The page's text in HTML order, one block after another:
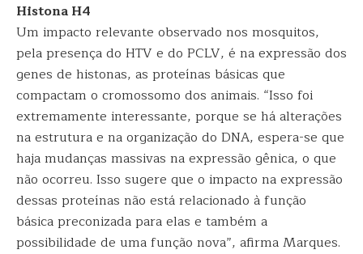
Histona H4
Um impacto relevante observado nos mosquitos,
pela presença do HTV e do PCLV, é na expressão dos
genes de histonas, as proteínas básicas que
compactam o cromossomo dos animais. “Isso foi
extremamente interessante, porque se há alterações
na estrutura e na organização do DNA, espera-se que
haja mudanças massivas na expressão gênica, o que
não ocorreu. Isso sugere que o impacto na expressão
dessas proteínas não está relacionado à função
básica preconizada para elas e também a
possibilidade de uma função nova”, afirma Marques.